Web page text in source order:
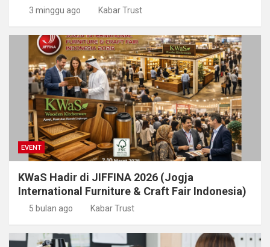
3 minggu ago Kabar Trust
EVENT
KWaS Hadir di JIFFINA 2026 (Jogja
International Furniture & Craft Fair Indonesia)
5 bulan ago Kabar Trust